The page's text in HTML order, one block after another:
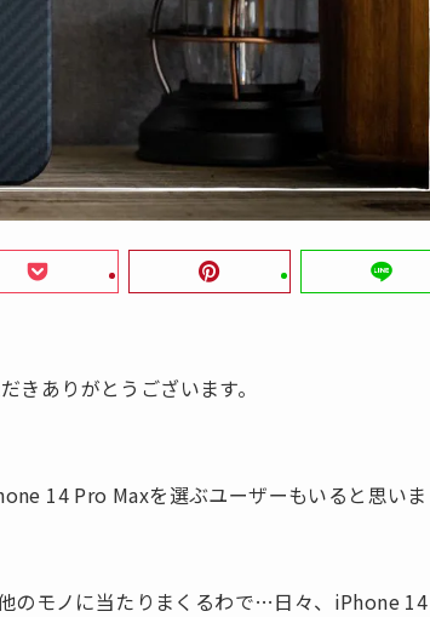
きありがとうございます。
14 Pro Maxを選ぶユーザーもいると思いま
のモノに当たりまくるわで…日々、iPhone 14